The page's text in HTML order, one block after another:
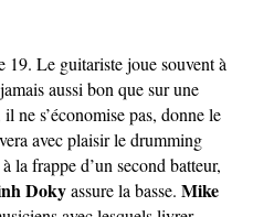
Le guitariste joue souvent à
aussi bon que sur une
ne s’économise pas, donne le
avec plaisir le drumming
la frappe d’un second batteur,
Dokyassure la basse. Mike